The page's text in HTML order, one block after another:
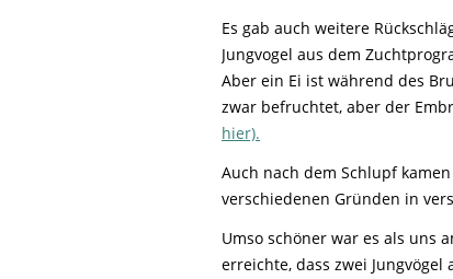
Es gab auch weitere
Jungvogel aus dem
Aber ein Ei ist während des
zwar befruchtet, aber der
hier).
Auch nach dem Schlupf
verschiedenen Gründen in
Umso schöner war es als uns
erreichte, dass zwei Jungvögel